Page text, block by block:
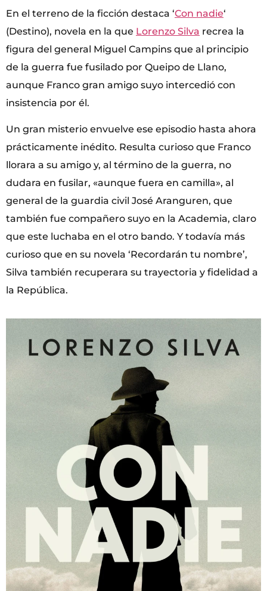
En el terreno de la ficción destaca ‘Con nadie‘
(Destino), novela en la que Lorenzo Silva recrea la
figura del general Miguel Campins que al principio
de la guerra fue fusilado por Queipo de Llano,
aunque Franco gran amigo suyo intercedió con
insistencia por él.
Un gran misterio envuelve ese episodio hasta ahora
prácticamente inédito. Resulta curioso que Franco
llorara a su amigo y, al término de la guerra, no
dudara en fusilar, «aunque fuera en camilla», al
general de la guardia civil José Aranguren, que
también fue compañero suyo en la Academia, claro
que este luchaba en el otro bando. Y todavía más
curioso que en su novela ‘Recordarán tu nombre’,
Silva también recuperara su trayectoria y fidelidad a
la República.